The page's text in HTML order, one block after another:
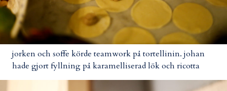
jorken och soffe körde teamwork på tortellinin. johan
hade gjort fyllning på karamelliserad lök och ricotta